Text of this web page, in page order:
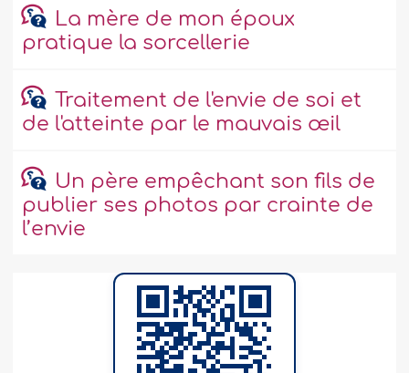
La mère de mon époux
pratique la sorcellerie
Traitement de l'envie de soi et
de l'atteinte par le mauvais œil
Un père empêchant son fils de
publier ses photos par crainte de
l’envie